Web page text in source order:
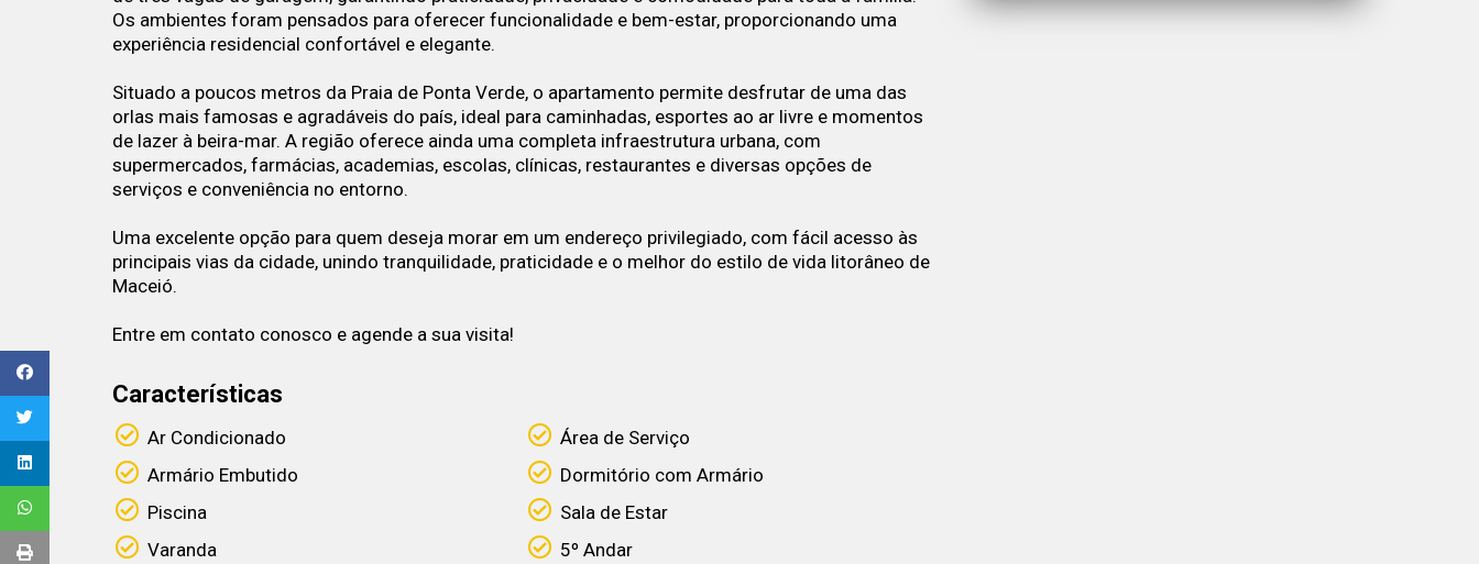
Os ambientes foram pensados para oferecer funcionalidade e bem-estar, proporcionando uma
experiência residencial confortável e elegante.
Situado a poucos metros da Praia de Ponta Verde, o apartamento permite desfrutar de uma das
orlas mais famosas e agradáveis do país, ideal para caminhadas, esportes ao ar livre e momentos
de lazer à beira-mar. A região oferece ainda uma completa infraestrutura urbana, com
supermercados, farmácias, academias, escolas, clínicas, restaurantes e diversas opções de
serviços e conveniência no entorno.
Uma excelente opção para quem deseja morar em um endereço privilegiado, com fácil acesso às
principais vias da cidade, unindo tranquilidade, praticidade e o melhor do estilo de vida litorâneo de
Maceió.
Entre em contato conosco e agende a sua visita!
Características
Ar Condicionado
Área de Serviço
Armário Embutido
Dormitório com Armário
Piscina
Sala de Estar
Varanda
5º Andar